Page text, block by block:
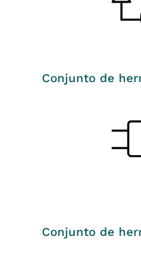
Conjunto de
Conjunto de